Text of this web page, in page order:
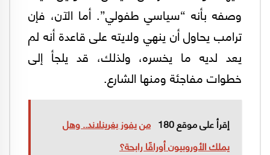
وصفه بأنه “سياسي طفولي”. أما الآن، فإن
ترامب يحاول أن ينهي ولايته على قاعدة أنه لم
يعد لديه ما يخسره، ولذلك، قد يلجأ إلى
خطوات مفاجئة ومنها الشارع.
إقرأ على موقع 180
من يفوز بغرينلاند.. وهل
يملك الأوروبيون أوراقًا رابحة؟